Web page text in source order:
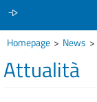
IL CCISS
Homepage News
Attualità